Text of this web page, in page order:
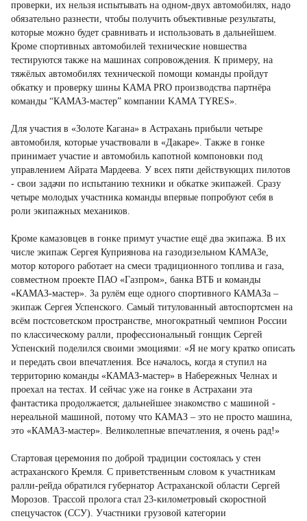
проверки, их нельзя испытывать на одном-двух автомобилях, надо
обязательно разнести, чтобы получить объективные результаты,
которые можно будет сравнивать и использовать в дальнейшем.
Кроме спортивных автомобилей технические новшества
тестируются также на машинах сопровождения. К примеру, на
тяжёлых автомобилях технической помощи команды пройдут
обкатку и проверку шины KAMA PRO производства партнёра
команды “КАМАЗ-мастер” компании KAMA TYRES».
Для участия в «Золоте Кагана» в Астрахань прибыли четыре
автомобиля, которые участвовали в «Дакаре». Также в гонке
принимает участие и автомобиль капотной компоновки под
управлением Айрата Мардеева. У всех пяти действующих пилотов
- свои задачи по испытанию техники и обкатке экипажей. Сразу
четыре молодых участника команды впервые попробуют себя в
роли экипажных механиков.
Кроме камазовцев в гонке примут участие ещё два экипажа. В их
числе экипаж Сергея Куприянова на газодизельном КАМАЗе,
мотор которого работает на смеси традиционного топлива и газа,
совместном проекте ПАО «Газпром», банка ВТБ и команды
«КАМАЗ-мастер». За рулём еще одного спортивного КАМАЗа –
экипаж Сергея Успенского. Самый титулованный автоспортсмен на
всём постсоветском пространстве, многократный чемпион России
по классическому ралли, профессиональный гонщик Сергей
Успенский поделился своими эмоциями: «Я не могу кратко описать
и передать свои впечатления. Все началось, когда я ступил на
территорию команды «КАМАЗ-мастер» в Набережных Челнах и
проехал на тестах. И сейчас уже на гонке в Астрахани эта
фантастика продолжается; дальнейшее знакомство с машиной -
нереальной машиной, потому что КАМАЗ – это не просто машина,
это «КАМАЗ-мастер». Великолепные впечатления, я очень рад!»
Стартовая церемония по доброй традиции состоялась у стен
астраханского Кремля. С приветственным словом к участникам
ралли-рейда обратился губернатор Астраханской области Сергей
Морозов. Трассой пролога стал 23-километровый скоростной
спецучасток (ССУ). Участники грузовой категории